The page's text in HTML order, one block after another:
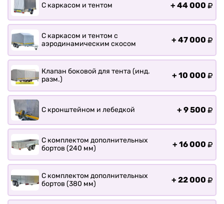
С каркасом и тентом + 44 000
С каркасом и тентом с
аэродинамическим скосом
+ 47 000
Клапан боковой для тента (инд.
разм.)
+ 10 000
С кронштейном и лебедкой + 9 500
С комплектом дополнительных
бортов (240 мм)
+ 16 000
С комплектом дополнительных
бортов (380 мм)
+ 22 000